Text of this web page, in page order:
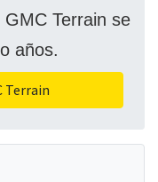
Terrain se
años.
Terrain